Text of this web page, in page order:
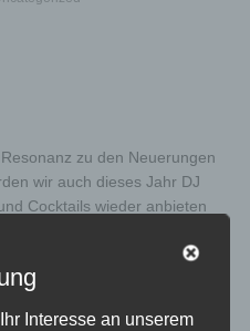
zu den Neuerungen
wir auch dieses Jahr DJ
Cocktails wieder anbieten
dem MGV Oesinghausen und
Besten geben Ablauf:
Interesse an unserem